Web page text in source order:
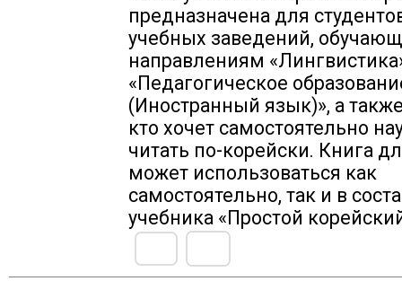
предназначена для
учебных заведений,
направлениям
«Педагогическое
(Иностранный язык)», а
кто хочет самостоятельно
читать по-корейски. Книга
может использоваться как
самостоятельно, так и в
учебника «Простой